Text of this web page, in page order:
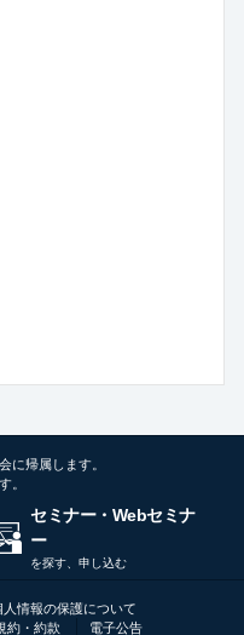
に帰属します。
。
セミナー・Webセミナ
ー
を探す、申し込む
人情報の保護について
約・約款 電子公告